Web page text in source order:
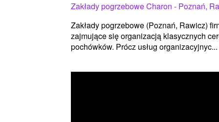
Zakłady pogrzebowe Charon - Poznań,
Zakłady pogrzebowe (Poznań, Rawicz)
zajmujące się organizacją klasycznych
pochówków. Prócz usług organizacyjnyc...